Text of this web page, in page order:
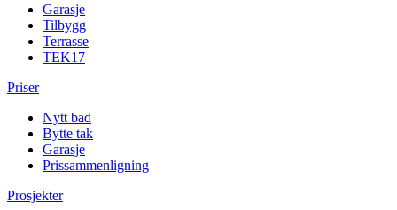
Garasje
Tilbygg
Terrasse
TEK17
Priser
Nytt bad
Bytte tak
Garasje
Prissammenligning
Prosjekter